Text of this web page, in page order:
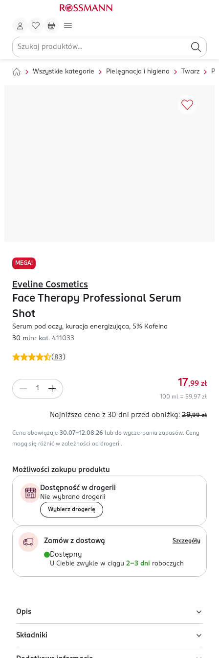
Wszystkie kategorie Pielęgnacja i higiena Twarz
MEGA!
( 83 )
Eveline Cosmetics
Face Therapy Professional Serum
Shot
Serum pod oczy, kuracja energizująca, 5% Kofeina
30 mlnr kat. 411033
17,99 zł
100 ml = 59,97 zł
Najniższa cena z 30 dni przed obniżką: 29,99 zł
Cena obowiązuje 30.07-12.08.26 lub do wyczerpania zapasów. Ceny
mogą się różnić w zależności od drogerii.
Możliwości zakupu produktu
Dostępność w drogerii
Nie wybrano drogerii
Wybierz drogerię
Zamów z dostawą Szczegóły
Dostępny
U Ciebie zwykle w ciągu 2-3 dni roboczych
Opis
5% Kofeina Complex
Składniki